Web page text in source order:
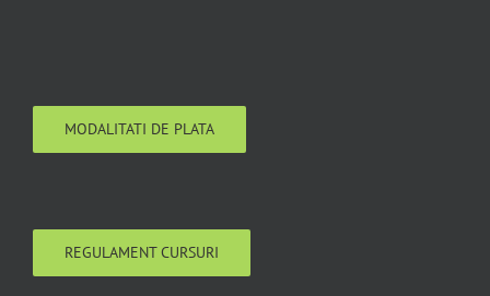
MODALITATI DE PLATA
REGULAMENT CURSURI